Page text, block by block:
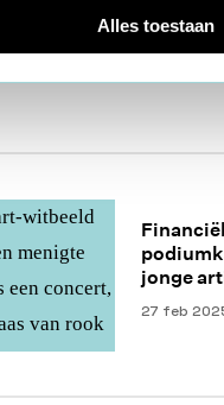
Alles toestaan
jonge
27 feb